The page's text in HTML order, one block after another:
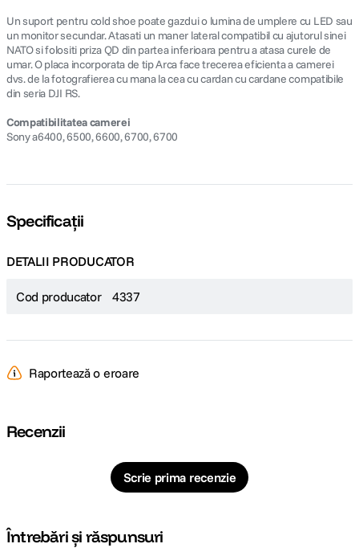
Un suport pentru cold shoe poate gazdui o lumina de umplere cu LED sau
un monitor secundar. Atasati un maner lateral compatibil cu ajutorul sinei
NATO si folositi priza QD din partea inferioara pentru a atasa curele de
umar. O placa incorporata de tip Arca face trecerea eficienta a camerei
dvs. de la fotografierea cu mana la cea cu cardan cu cardane compatibile
din seria DJI RS.
Compatibilitatea camerei
Sony a6400, 6500, 6600, 6700, 6700
Specificații
DETALII PRODUCATOR
Cod producator 4337
Raportează o eroare
Recenzii
Scrie prima recenzie
Întrebări și răspunsuri